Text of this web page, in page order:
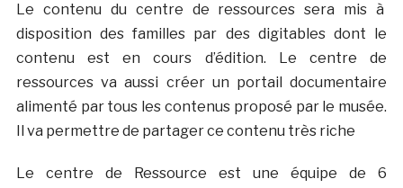
Le contenu du centre de ressources sera mis à
disposition des familles par des digitables dont le
contenu est en cours d’édition. Le centre de
ressources va aussi créer un portail documentaire
alimenté par tous les contenus proposé par le musée.
Il va permettre de partager ce contenu très riche
Le centre de Ressource est une équipe de 6